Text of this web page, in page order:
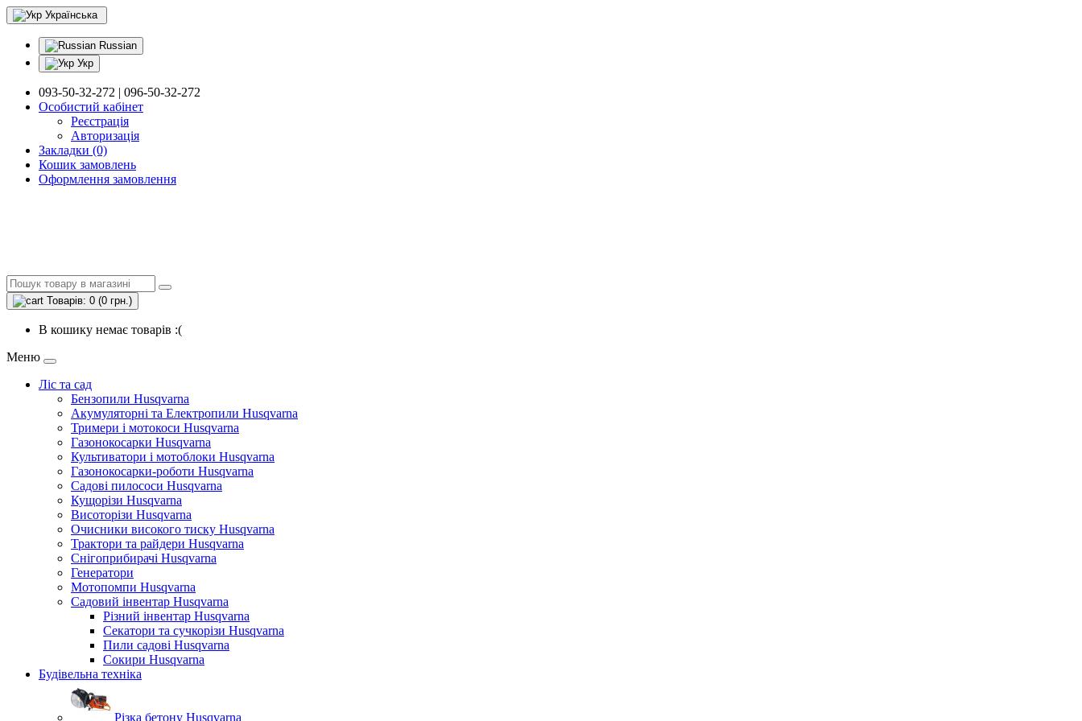
Українська
Russian
Укр
093-50-32-272 | 096-50-32-272
Особистий кабінет
Реєстрація
Авторизація
Закладки (0)
Кошик замовлень
Оформлення замовлення
Товарів: 0 (0 грн.)
В кошику немає товарів :(
Меню
Ліс та сад
Бензопили Husqvarna
Акумуляторні та Електропили Husqvarna
Тримери і мотокоси Husqvarna
Газонокосарки Husqvarna
Культиватори і мотоблоки Husqvarna
Газонокосарки-роботи Husqvarna
Садові пилососи Husqvarna
Кущорізи Husqvarna
Висоторізи Husqvarna
Очисники високого тиску Husqvarna
Трактори та райдери Husqvarna
Снігоприбирачі Husqvarna
Генератори
Мотопомпи Husqvarna
Садовий інвентар Husqvarna
Різний інвентар Husqvarna
Секатори та сучкорізи Husqvarna
Пили садові Husqvarna
Сокири Husqvarna
Будівельна техніка
Різка бетону Husqvarna